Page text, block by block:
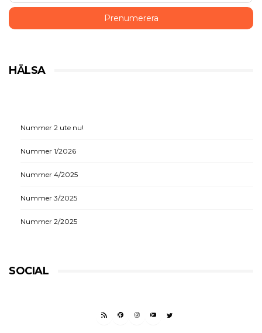
HÄLSA
Nummer 2 ute nu!
Nummer 1/2026
Nummer 4/2025
Nummer 3/2025
Nummer 2/2025
SOCIAL
RSS FEEDFACEBOOK
INSTAGRAM
YOUTUBETWITTER